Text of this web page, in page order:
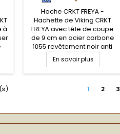
à
Hache CRKT FREYA -
Hachette de Viking CRKT
FREYA avec tête de coupe
de 9 cm en acier carbone
1055 revêtement noir anti
corrosion. manche bois
hickory. Longueur totale de
48.5 cm.
En savoir plus
1 2 3